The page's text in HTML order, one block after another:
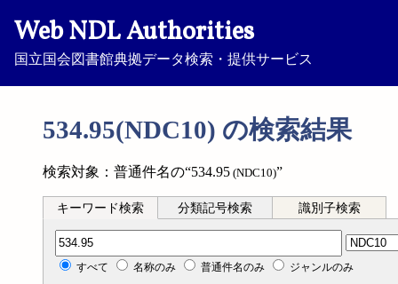
Web NDL Authorities
国立国会図書館典拠データ検索・提供サービス
534.95(NDC10) の検索結果
検索対象：普通件名の“534.95 (NDC10)”
キーワード検索 分類記号検索 識別子検索
分類記号検索
すべて 名称のみ 普通件名のみ ジャンルのみ